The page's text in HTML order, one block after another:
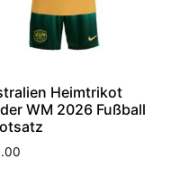
Heimtrikot
WM 2026 Fußball